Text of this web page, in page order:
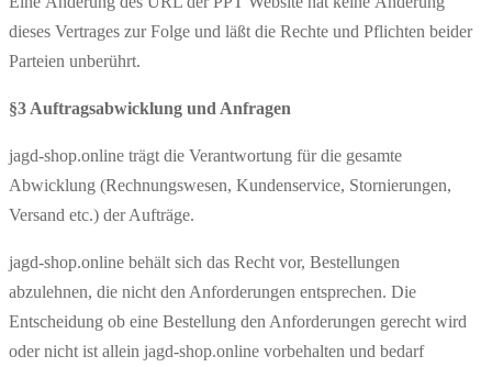
dieses Vertrages zur Folge und läßt die Rechte und Pflichten beider
Parteien unberührt.
§3 Auftragsabwicklung und Anfragen
jagd-shop.online trägt die Verantwortung für die gesamte
Abwicklung (Rechnungswesen, Kundenservice, Stornierungen,
Versand etc.) der Aufträge.
jagd-shop.online behält sich das Recht vor, Bestellungen
abzulehnen, die nicht den Anforderungen entsprechen. Die
Entscheidung ob eine Bestellung den Anforderungen gerecht wird
oder nicht ist allein jagd-shop.online vorbehalten und bedarf